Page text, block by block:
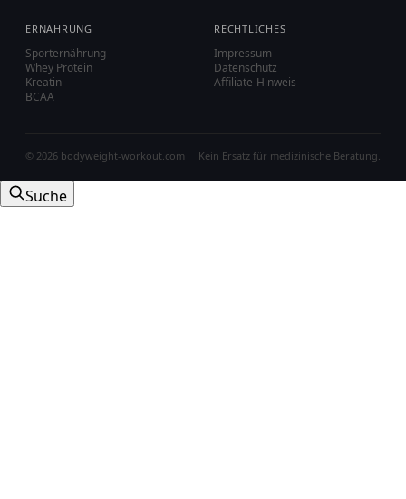
ERNÄHRUNG
Sporternährung
Whey Protein
Kreatin
BCAA
RECHTLICHES
Impressum
Datenschutz
Affiliate-Hinweis
© 2026 bodyweight-workout.com Kein Ersatz für medizinische Beratung.
Suche